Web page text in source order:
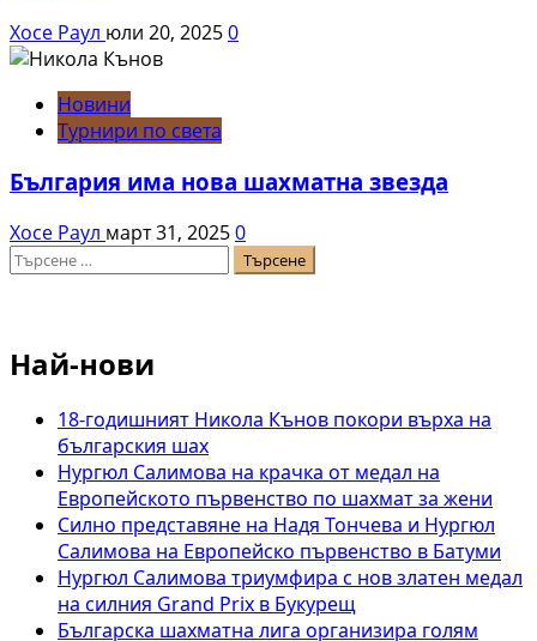
Хосе Раул юли 20, 20250
Новини
Турнири по света
България има нова шахматна звезда
Хосе Раул март 31, 20250
Търсене
за:
Най-нови
18-годишният Никола Кънов покори върха на
българския шах
Нургюл Салимова на крачка от медал на
Европейското първенство по шахмат за жени
Силно представяне на Надя Тончева и Нургюл
Салимова на Европейско първенство в Батуми
Нургюл Салимова триумфира с нов златен медал
на силния Grand Prix в Букурещ
Българска шахматна лига организира голям